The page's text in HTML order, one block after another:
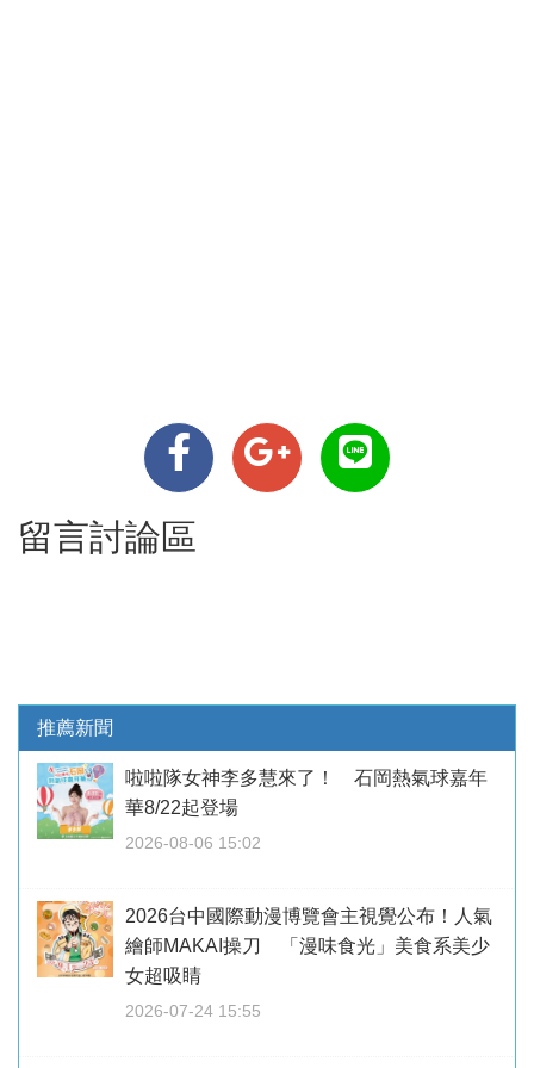
留言討論區
推薦新聞
啦啦隊女神李多慧來了！ 石岡熱氣球嘉年
華8/22起登場
2026-08-06 15:02
2026台中國際動漫博覽會主視覺公布！人氣
繪師MAKAI操刀 「漫味食光」美食系美少
女超吸睛
2026-07-24 15:55